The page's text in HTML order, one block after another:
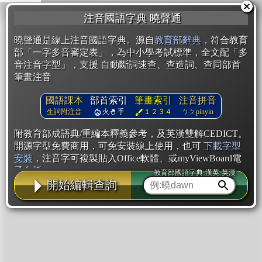
注音國語字典 曉聲通
曉聲通是線上注音國語字典。源自教育部辭典 ，符合教育
部「一字多音審定表」，為中小學考試標準，全文配「多
音注音字型」，支援 自動斷詞速查、查造詞、查同部首
筆畫注音
國語課本
生詞附注音
部首索引
火 手
筆畫索引
１２３４
注音拼音
ㄅㄆpinyin
附教育部成語典/重編本釋義參考，及英漢雙解CEDICT。
開源字型免費商用，可免安裝線上使用，也可 下載字型
安裝 ，注音字可複製貼入Office軟體、或myViewBoard電
子白板。
辭典使用方法 注音IVS字型編輯器
開始編輯查詢
教育部國語字典·漢英·英漢